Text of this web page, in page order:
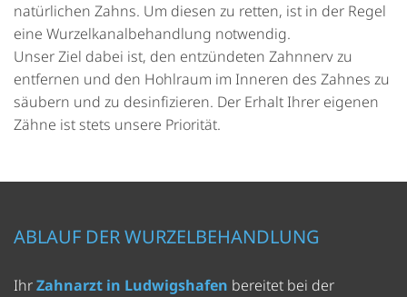
natürlichen Zahns. Um diesen zu retten, ist in der Regel
eine Wurzelkanalbehandlung notwendig.
Unser Ziel dabei ist, den entzündeten Zahnnerv zu
entfernen und den Hohlraum im Inneren des Zahnes zu
säubern und zu desinfizieren. Der Erhalt Ihrer eigenen
Zähne ist stets unsere Priorität.
ABLAUF DER WURZELBEHANDLUNG
IhrZahnarzt in Ludwigshafen bereitet bei der